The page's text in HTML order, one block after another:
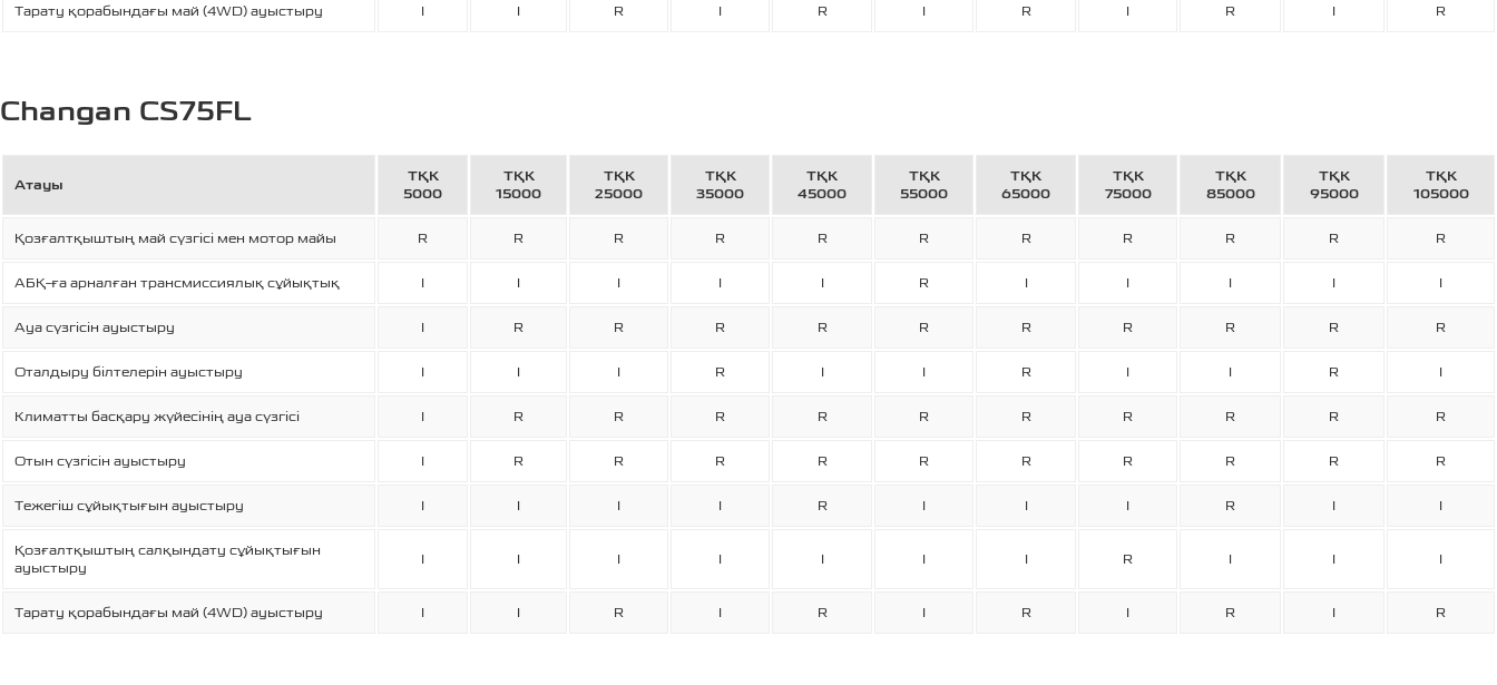
Тарату қорабындағы май (4WD) ауыстыру I I R I R I R I R I R
Changan CS75FL
Атауы
ТҚК
5000
ТҚК
15000
ТҚК
25000
ТҚК
35000
ТҚК
45000
ТҚК
55000
ТҚК
65000
ТҚК
75000
ТҚК
85000
ТҚК
95000
ТҚК
105000
Қозғалтқыштың май сүзгісі мен мотор майы R R R R R R R R R R R
АБҚ-ға арналған трансмиссиялық сұйықтық I I I I I R I I I I I
Ауа сүзгісін ауыстыру I R R R R R R R R R R
Оталдыру білтелерін ауыстыру I I I R I I R I I R I
Климатты басқару жүйесінің ауа сүзгісі I R R R R R R R R R R
Отын сүзгісін ауыстыру I R R R R R R R R R R
Тежегіш сұйықтығын ауыстыру I I I I R I I I R I I
Қозғалтқыштың салқындату сұйықтығын
ауыстыру
I I I I I I I R I I I
Тарату қорабындағы май (4WD) ауыстыру I I R I R I R I R I R